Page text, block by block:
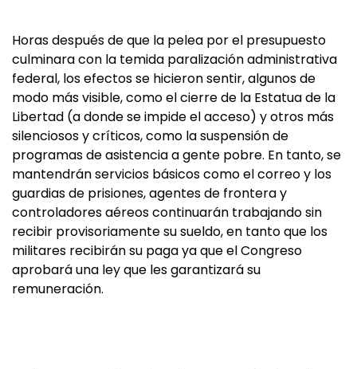
Horas después de que la pelea por el presupuesto
culminara con la temida paralización administrativa
federal, los efectos se hicieron sentir, algunos de
modo más visible, como el cierre de la Estatua de la
Libertad (a donde se impide el acceso) y otros más
silenciosos y críticos, como la suspensión de
programas de asistencia a gente pobre. En tanto, se
mantendrán servicios básicos como el correo y los
guardias de prisiones, agentes de frontera y
controladores aéreos continuarán trabajando sin
recibir provisoriamente su sueldo, en tanto que los
militares recibirán su paga ya que el Congreso
aprobará una ley que les garantizará su
remuneración.